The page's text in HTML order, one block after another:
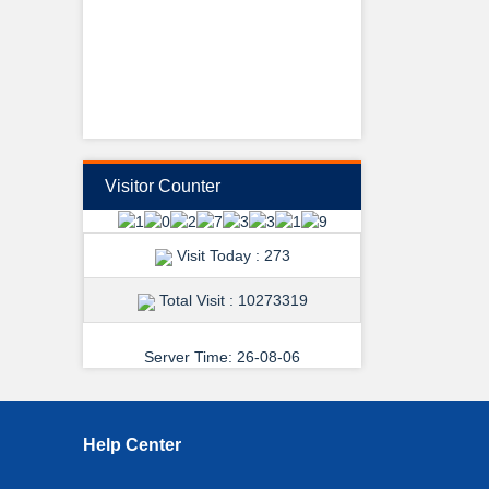
শুভেচ্ছা ও অভিনন্দন
Visitor Counter
Visit Today : 273
Total Visit : 10273319
Server Time: 26-08-06
Help Center